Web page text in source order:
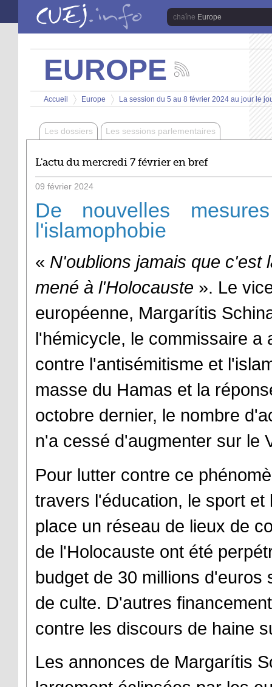
Aller au contenu principal
Europe
EUROPE
les
actualités
de
chaîne
Europe
Vous êtes ici
Accueil
>
Europe
>
La session du 5 au 8 février 2024 au jour le
Les dossiers Les sessions parlementaires
L'actu du mercredi 7 février en bref
09 février 2024
De nouvelles
l'islamophobie
« N'oublions jamais que c'est
mené à l'Holocauste ». Le
européenne, Margarítis
l'hémicycle, le commissaire a
contre l'antisémitisme et
masse du Hamas et la
octobre dernier, le nombre
n'a cessé d'augmenter sur le
Pour lutter contre ce
travers l'éducation, le sport
place un réseau de lieux de
de l'Holocauste ont été
budget de 30 millions
de culte. D'autres
contre les discours de haine
Les annonces de Margarítis